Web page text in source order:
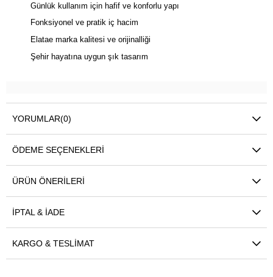
Günlük kullanım için hafif ve konforlu yapı
Fonksiyonel ve pratik iç hacim
Elatae marka kalitesi ve orijinalliği
Şehir hayatına uygun şık tasarım
YORUMLAR(0)
ÖDEME SEÇENEKLERI
ÜRÜN ÖNERILERI
İPTAL & İADE
KARGO & TESLIMAT